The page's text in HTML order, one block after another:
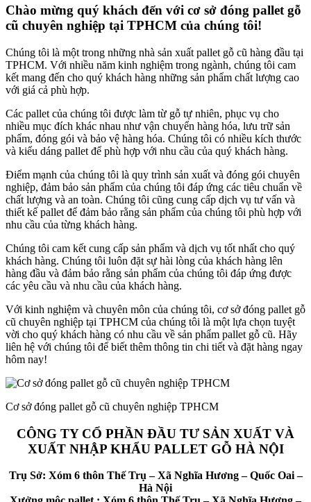
Chào mừng quý khách đến với cơ sở đóng pallet gỗ
cũ chuyên nghiệp tại TPHCM của chúng tôi!
Chúng tôi là một trong những nhà sản xuất pallet gỗ cũ hàng đầu tại
TPHCM. Với nhiều năm kinh nghiệm trong ngành, chúng tôi cam
kết mang đến cho quý khách hàng những sản phẩm chất lượng cao
với giá cả phù hợp.
Các pallet của chúng tôi được làm từ gỗ tự nhiên, phục vụ cho
nhiều mục đích khác nhau như vận chuyển hàng hóa, lưu trữ sản
phẩm, đóng gói và bảo vệ hàng hóa. Chúng tôi có nhiều kích thước
và kiểu dáng pallet để phù hợp với nhu cầu của quý khách hàng.
Điểm mạnh của chúng tôi là quy trình sản xuất và đóng gói chuyên
nghiệp, đảm bảo sản phẩm của chúng tôi đáp ứng các tiêu chuẩn về
chất lượng và an toàn. Chúng tôi cũng cung cấp dịch vụ tư vấn và
thiết kế pallet để đảm bảo rằng sản phẩm của chúng tôi phù hợp với
nhu cầu của từng khách hàng.
Chúng tôi cam kết cung cấp sản phẩm và dịch vụ tốt nhất cho quý
khách hàng. Chúng tôi luôn đặt sự hài lòng của khách hàng lên
hàng đầu và đảm bảo rằng sản phẩm của chúng tôi đáp ứng được
các yêu cầu và nhu cầu của khách hàng.
Với kinh nghiệm và chuyên môn của chúng tôi, cơ sở đóng pallet gỗ
cũ chuyên nghiệp tại TPHCM của chúng tôi là một lựa chọn tuyệt
vời cho quý khách hàng có nhu cầu về sản phẩm pallet gỗ cũ. Hãy
liên hệ với chúng tôi để biết thêm thông tin chi tiết và đặt hàng ngay
hôm nay!
Cơ sở đóng pallet gỗ cũ chuyên nghiệp TPHCM
CÔNG TY CỔ PHẦN ĐẦU TƯ SẢN XUẤT VÀ
XUẤT NHẬP KHẨU PALLET GỖ HÀ NỘI
Trụ Sở: Xóm 6 thôn Thế Trụ – Xã Nghĩa Hương – Quốc Oai –
Hà Nội